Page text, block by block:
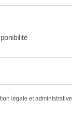
légale et administrative